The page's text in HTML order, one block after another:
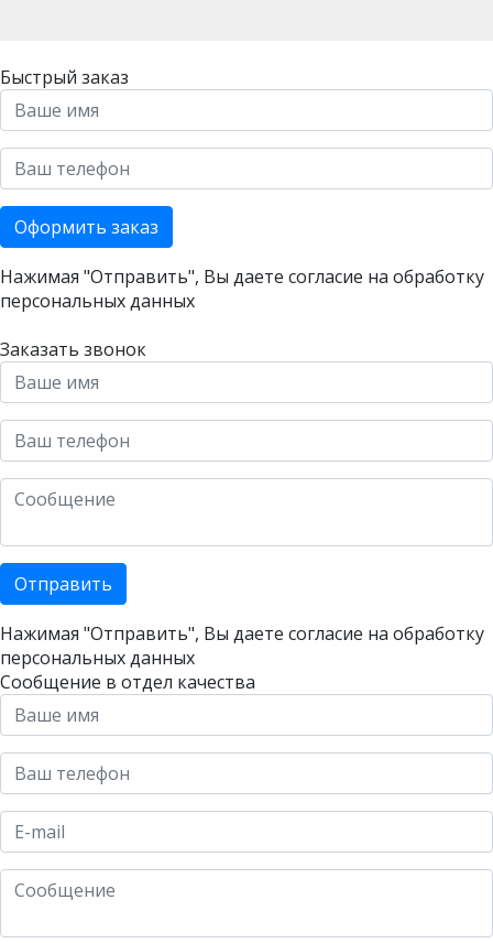
Быстрый заказ
Оформить заказ
Нажимая "Отправить", Вы даете согласие на обработку
персональных данных
Заказать звонок
Отправить
Нажимая "Отправить", Вы даете согласие на обработку
персональных данных
Сообщение в отдел качества